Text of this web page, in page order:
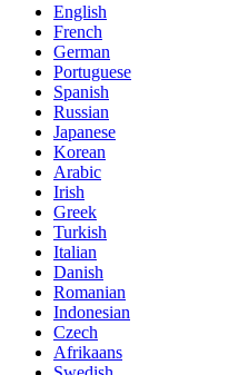
English
French
German
Portuguese
Spanish
Russian
Japanese
Korean
Arabic
Irish
Greek
Turkish
Italian
Danish
Romanian
Indonesian
Czech
Afrikaans